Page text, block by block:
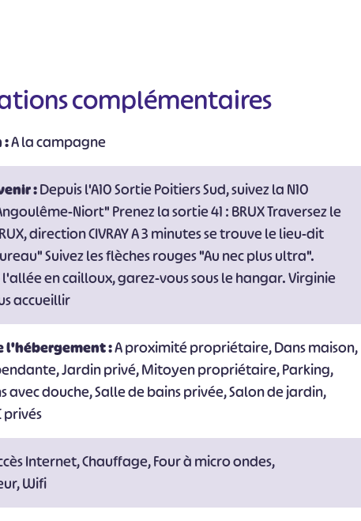
complémentaires
:A la campagne
:Depuis l'A10 Sortie Poitiers Sud, suivez la N10
Niort" Prenez la sortie 41 : BRUX Traversez le
direction CIVRAY A 3 minutes se trouve le lieu-dit
Suivez les flèches rouges "Au nec plus ultra".
en cailloux, garez-vous sous le hangar. Virginie
accueillir
l'hébergement :A proximité propriétaire, Dans maison,
Jardin privé, Mitoyen propriétaire, Parking,
avec douche, Salle de bains privée, Salon de jardin,
privés
Internet, Chauffage, Four à micro ondes,
Wifi
#